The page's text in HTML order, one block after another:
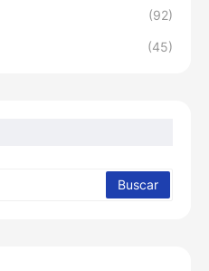
(92)
(45)